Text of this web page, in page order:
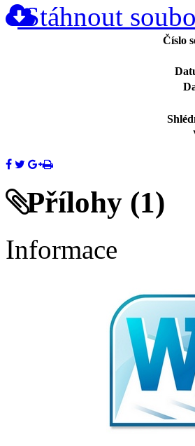
Stáhnout
Číslo
Přílohy (1)
Informace